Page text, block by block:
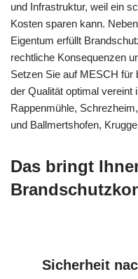
und Infrastruktur, weil ein
Kosten sparen kann.
Eigentum erfüllt
rechtliche Konsequenzen
Setzen Sie auf MESCH für
der Qualität optimal vereint
Rappenmühle,
und Ballmertshofen,
Das bringt
Sicherheit